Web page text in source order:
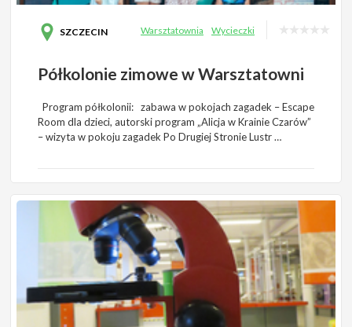
SZCZECIN Warsztatownia Wycieczki
Półkolonie zimowe w Warsztatowni
Program półkolonii: zabawa w pokojach zagadek – Escape
Room dla dzieci, autorski program „Alicja w Krainie Czarów”
– wizyta w pokoju zagadek Po Drugiej Stronie Lustr …